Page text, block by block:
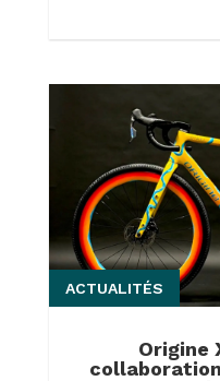
Origine
ACTUALITÉS